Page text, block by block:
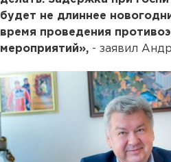
будет не длиннее
время проведения
мероприятий», - заявил